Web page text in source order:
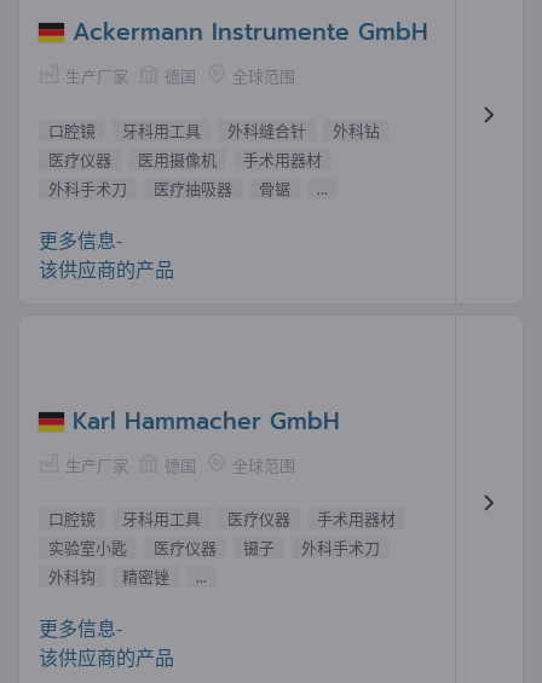
Ackermann Instrumente GmbH
生产厂家 德国 全球范围
口腔镜 牙科用工具 外科缝合针
外科钻
医疗仪器
医用摄像机
手术用器材
外科手术刀
医疗抽吸器 骨锯 ...
更多信息-
该供应商的产品
Karl Hammacher GmbH
生产厂家 德国 全球范围
口腔镜 牙科用工具 医疗仪器
手术用器材
实验室小匙
医疗仪器 镊子
外科手术刀
外科钩
精密锉 ...
更多信息-
该供应商的产品